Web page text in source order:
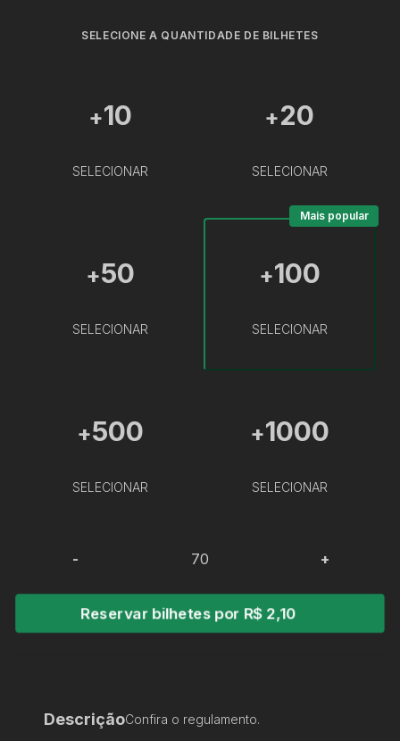
SELECIONE A QUANTIDADE DE BILHETES
+10
SELECIONAR
+20
SELECIONAR
+50
SELECIONAR
+100
SELECIONAR
Mais popular
+500
SELECIONAR
+1000
SELECIONAR
- +
Reservar bilhetes por R$ 2,10
DescriçãoConfira o regulamento.